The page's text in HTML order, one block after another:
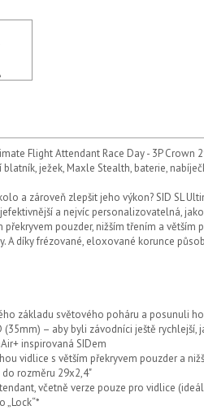
Flight Attendant Race Day - 3P
ježek, Maxle Stealth, baterie,
a zároveň zlepšit jeho výkon? SID SL
a nejvíc personalizovatelná,
překryvem pouzder, nižším třením a
A díky frézované, eloxované korunce
základu světového poháru a posunuli
– aby byli závodníci ještě rychlejší,
inspirovaná SIDem
vidlice s větším překryvem pouzder a
rozměru 29x2,4"
včetně verze pouze pro vidlice
„Lock“*